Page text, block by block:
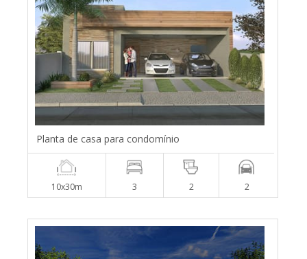
Planta de casa para condomínio
10x30m 3 2 2